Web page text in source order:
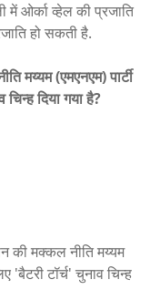
में ओर्का व्हेल की प्रजाति
हो सकती है.
मय्यम (एमएनएम) पार्टी
दिया गया है?
की मक्कल नीति मय्यम
'बैटरी टॉर्च' चुनाव चिन्ह